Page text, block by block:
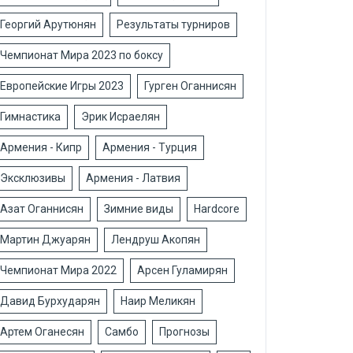
Георгий Арутюнян Результаты турниров
Чемпионат Мира 2023 по боксу
Европейские Игры 2023 Гурген Оганнисян
Гимнастика Эрик Исраелян
Армения - Кипр Армения - Турция
Эксклюзивы Армения - Латвия
Азат Оганнисян Зимние виды Hardcore
Мартин Джуарян Лендруш Акопян
Чемпионат Мира 2022 Арсен Гуламирян
Давид Бурхударян Наир Меликян
Артем Оганесян Самбо Прогнозы